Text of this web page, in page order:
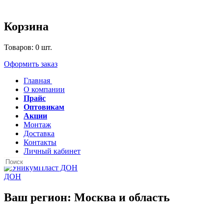
Корзина
Товаров: 0 шт.
Оформить заказ
Главная
О компании
Прайс
Оптовикам
Акции
Монтаж
Доставка
Контакты
Личный кабинет
ДОН
Ваш регион: Москва и область